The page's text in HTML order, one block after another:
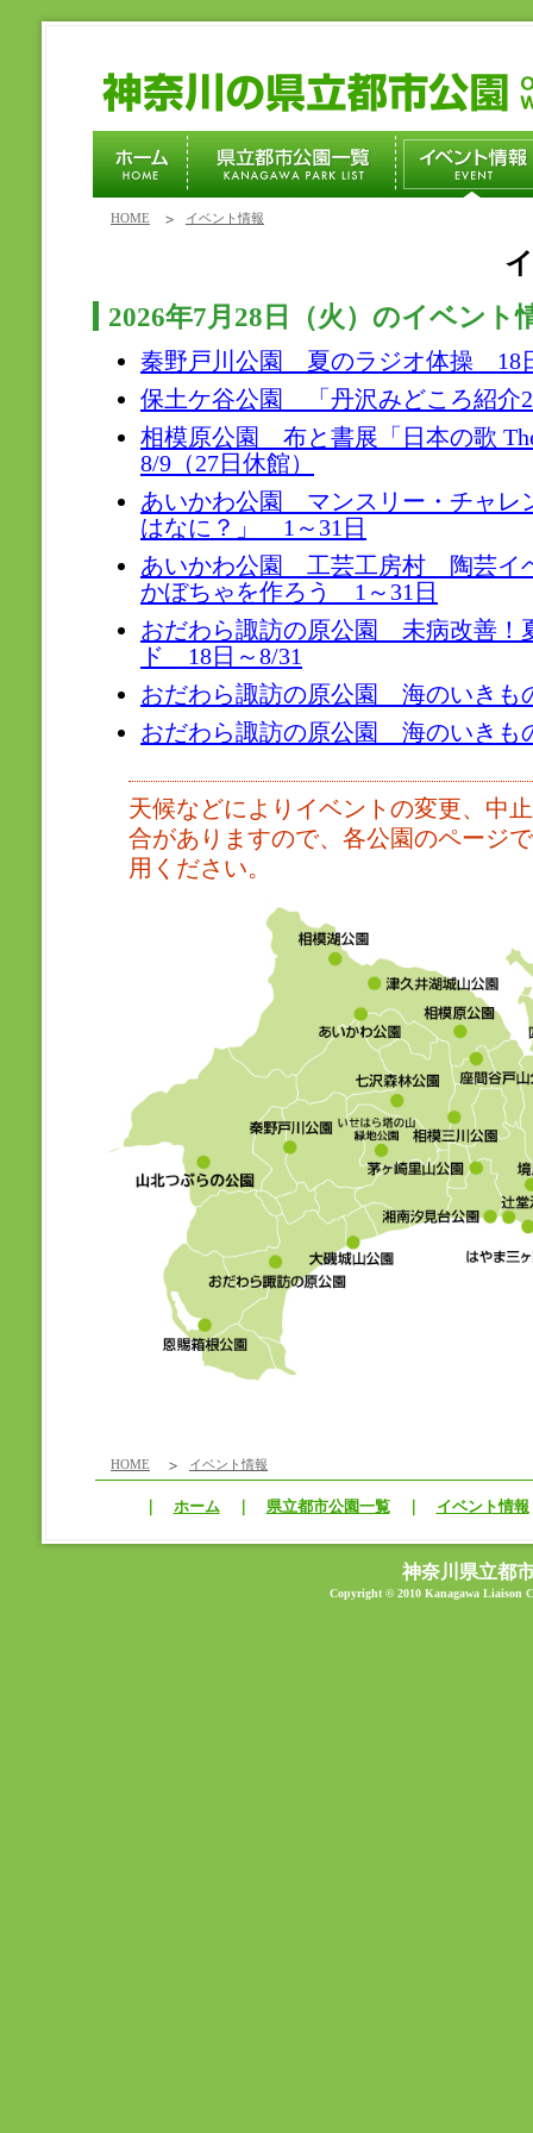
HOME イベント情報
2026年7月28日（火）のイベント
秦野戸川公園 夏のラジオ体操 18
保土ケ谷公園 「丹沢みどころ紹介
相模原公園 布と書展「日本の歌
8/9（27日休館）
あいかわ公園 マンスリー・チャレ
はなに？」 1～31日
あいかわ公園 工芸工房村 陶芸イ
かぼちゃを作ろう 1～31日
おだわら諏訪の原公園 未病改善！
ド 18日～8/31
おだわら諏訪の原公園 海のいきも
おだわら諏訪の原公園 海のいきも
天候などによりイベントの変更、中
合がありますので、各公園のページ
用ください。
HOME イベント情報
ホーム｜ 県立都市公園一覧｜ イベント情報
神奈川県立都
Copyright © 2010 Kanagawa Liaison